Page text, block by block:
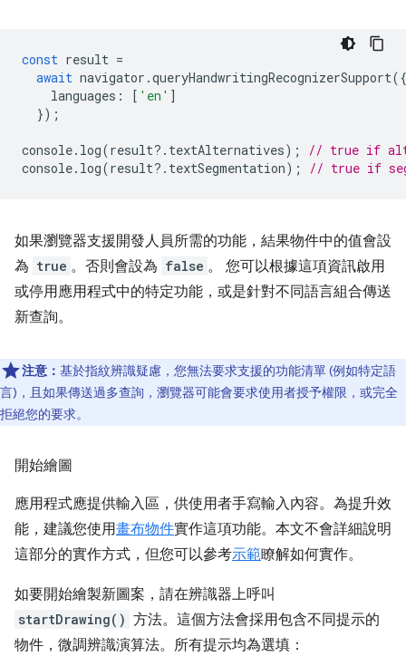
const result =
await navigator .queryHandwritingRecognizerSupport({
languages : [ 'en' ]
});
console. log(result? . textAlternatives);
// true if
console. log(result? . textSegmentation); // true if
如果瀏覽器支援開發人員所需的功能，結果物件中的值會設
為 true 。否則會設為 false 。 您可以根據這項資訊啟用
或停用應用程式中的特定功能，或是針對不同語言組合傳送
新查詢。
注意： 基於指紋辨識疑慮，您無法要求支援的功能清單 (例如特定語
言)，且如果傳送過多查詢，瀏覽器可能會要求使用者授予權限，或完全
拒絕您的要求。
開始繪圖
應用程式應提供輸入區，供使用者手寫輸入內容。為提升效
能，建議您使用畫布物件實作這項功能。本文不會詳細說明
這部分的實作方式，但您可以參考示範瞭解如何實作。
如要開始繪製新圖案，請在辨識器上呼叫
startDrawing() 方法。這個方法會採用包含不同提示的
物件，微調辨識演算法。所有提示均為選填：